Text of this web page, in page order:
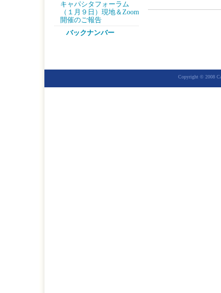
キャパシタフォーラム
（１月９日）現地＆Zoom
開催のご報告
バックナンバー
Copyright © 2008